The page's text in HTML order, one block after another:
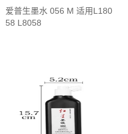
爱普生墨水 056 M 适用L180
58 L8058